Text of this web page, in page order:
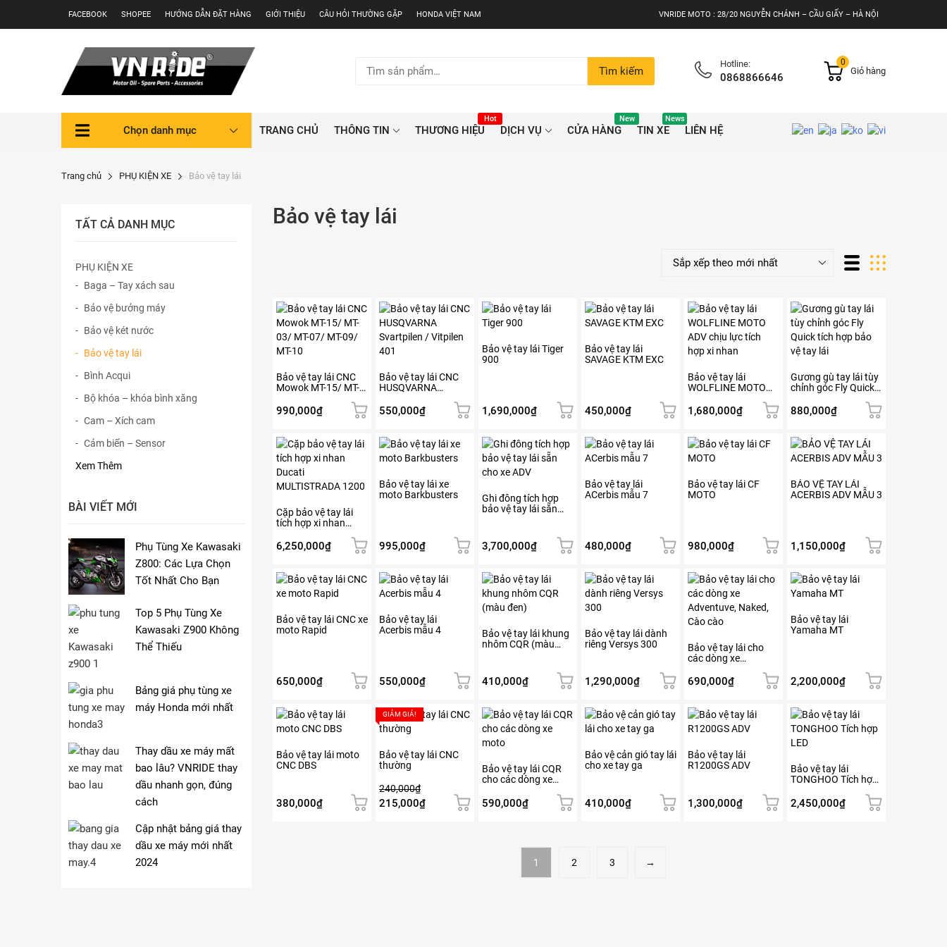
FACEBOOK SHOPEE HƯỚNG DẪN ĐẶT HÀNG GIỚI THIỆU CÂU HỎI THƯỜNG GẶP HONDA VIỆT NAM VNRIDE MOTO : 28/20 NGUYỄN CHÁNH – CẦU GIẤY – HÀ NỘI
kiếm:
Tìm kiếm
Hotline:
0868866646
0
Giỏ hàng
Chọn danh mục TRANG CHỦ THÔNG TIN THƯƠNG HIỆU
Hot
DỊCH VỤ CỬA HÀNG
New
TIN XE
News
LIÊN HỆ
Trang chủ PHỤ KIỆN XE Bảo vệ tay lái
TẤT CẢ DANH MỤC
PHỤ KIỆN XE
Baga – Tay xách sau
Bảo vệ bưởng máy
Bảo vệ két nước
Bảo vệ tay lái
Bình Acqui
Bộ khóa – khóa bình xăng
Cam – Xích cam
Cảm biến – Sensor
Xem Thêm
BÀI VIẾT MỚI
Phụ Tùng Xe Kawasaki
Z800: Các Lựa Chọn
Tốt Nhất Cho Bạn
Top 5 Phụ Tùng Xe
Kawasaki Z900 Không
Thể Thiếu
Bảng giá phụ tùng xe
máy Honda mới nhất
Thay dầu xe máy mất
bao lâu? VNRIDE thay
dầu nhanh gọn, đúng
cách
Cập nhật bảng giá thay
dầu xe máy mới nhất
2024
Bảo vệ tay lái
Bảo vệ tay lái CNC
Mowok MT-15/ MT-
MT-10
990,000₫
Sản
phẩm
này
có
biến
thể.
tùy
có
thể
được
chọn
trang
sản
phẩm
Bảo vệ tay lái CNC
HUSQVARNA
401
550,000₫
Sản
phẩm
này
có
biến
thể.
tùy
có
thể
chọn
trên
phẩm
Bảo vệ tay lái Tiger
900
1,690,000₫
Sản
phẩm
có
nhiều
tùy
có
thể
được
trên
trang
phẩm
Bảo vệ tay lái
SAVAGE KTM EXC
450,000₫
Bảo vệ tay lái
WOLFLINE MOTO
hợp xi nhan
1,680,000₫
Gương gù tay lái tùy
chỉnh góc Fly Quick
lái
880,000₫
Cặp bảo vệ tay lái
tích hợp xi nhan
MULTISTRADA 1200
6,250,000₫
Bảo vệ tay lái xe
moto Barkbusters
995,000₫
Ghi đông tích hợp
bảo vệ tay lái sẵn
3,700,000₫
Bảo vệ tay lái
ACerbis mẫu 7
480,000₫
Bảo vệ tay lái CF
MOTO
980,000₫
BẢO VỆ TAY LÁI
ACERBIS ADV MẪU 3
1,150,000₫
Bảo vệ tay lái CNC xe
moto Rapid
650,000₫
Bảo vệ tay lái
Acerbis mẫu 4
550,000₫
Bảo vệ tay lái khung
nhôm CQR (màu
410,000₫
Bảo vệ tay lái dành
riêng Versys 300
1,290,000₫
Bảo vệ tay lái cho
các dòng xe
Cào cào
690,000₫
Bảo vệ tay lái
Yamaha MT
2,200,000₫
Bảo vệ tay lái moto
CNC DBS
380,000₫
GIẢM GIÁ!
Bảo vệ tay lái CNC
thường
240,000₫
Giá
215,000₫Giá
Bảo vệ tay lái CQR
cho các dòng xe
590,000₫
Sản
phẩm
này
nhiều
biến
Các
Bảo vệ cản gió tay lái
cho xe tay ga
410,000₫
Bảo vệ tay lái
R1200GS ADV
1,300,000₫
Bảo vệ tay lái
TONGHOO Tích hợp
2,450,000₫
1 2 3 →